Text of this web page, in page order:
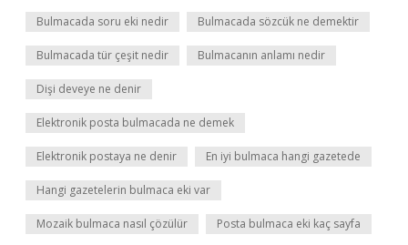
Bulmacada soru eki nedir Bulmacada sözcük ne demektir
Bulmacada tür çeşit nedir Bulmacanın anlamı nedir
Dişi deveye ne denir
Elektronik posta bulmacada ne demek
Elektronik postaya ne denir En iyi bulmaca hangi gazetede
Hangi gazetelerin bulmaca eki var
Mozaik bulmaca nasıl çözülür Posta bulmaca eki kaç sayfa